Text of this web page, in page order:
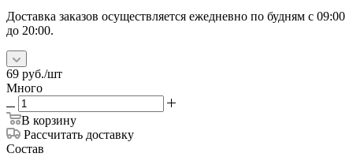
Доставка заказов осуществляется ежедневно по будням с 09:00
до 20:00.
69 руб./шт
Много
В корзину
Рассчитать доставку
Состав